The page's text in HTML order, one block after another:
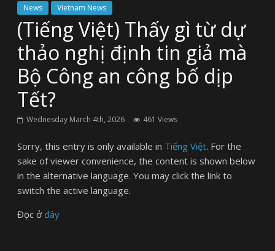
News Vietnam News
(Tiếng Việt) Thấy gì từ dự
thảo nghị định tin giả mà
Bộ Công an công bố dịp
Tết?
Wednesday March 4th, 2026 461 Views
Sorry, this entry is only available in Tiếng Việt. For the
sake of viewer convenience, the content is shown below
in the alternative language. You may click the link to
switch the active language.
Đọc ởđây